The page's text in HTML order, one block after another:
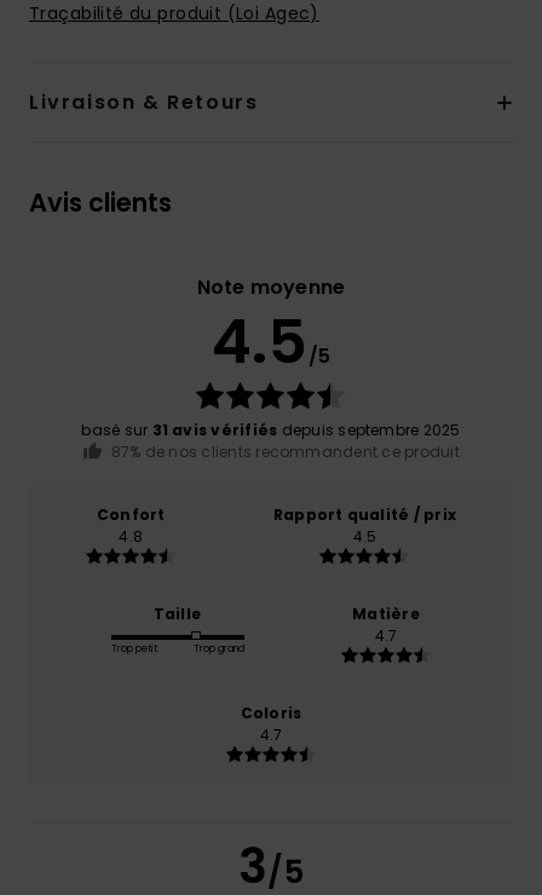
Traçabilité du produit (Loi Agec)
Livraison & Retours
Avis clients
Note moyenne
4.5 /5
basé sur 31 avis vérifiés depuis septembre 2025
87% de nos clients recommandent ce produit
Confort
4.8
Rapport qualité / prix
4.5
Taille
Trop petit Trop grand
Matière
4.7
Coloris
4.7
3/5